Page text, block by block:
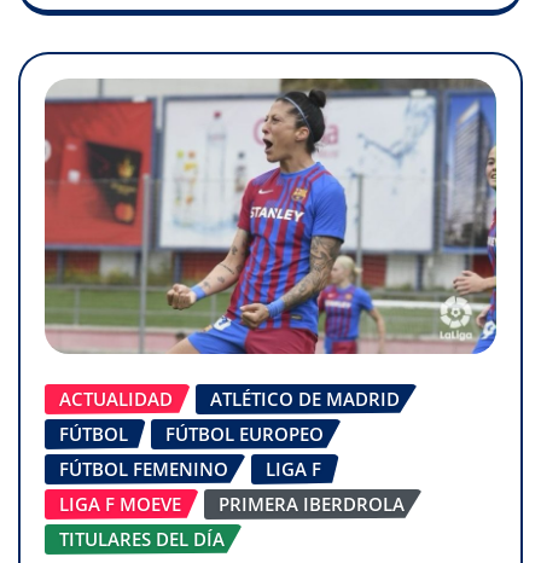
ACTUALIDAD
ATLÉTICO DE MADRID
FÚTBOL
FÚTBOL EUROPEO
FÚTBOL FEMENINO
LIGA F
LIGA F MOEVE
PRIMERA IBERDROLA
TITULARES DEL DÍA